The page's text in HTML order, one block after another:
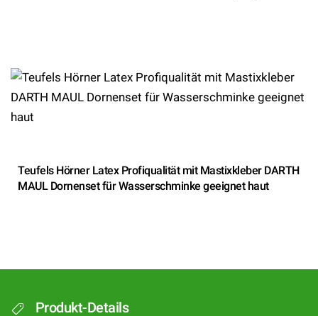
Teufels Hörner Latex Profiqualität mit Mastixkleber DARTH
MAUL Dornenset für Wasserschminke geeignet haut
Produkt-Details